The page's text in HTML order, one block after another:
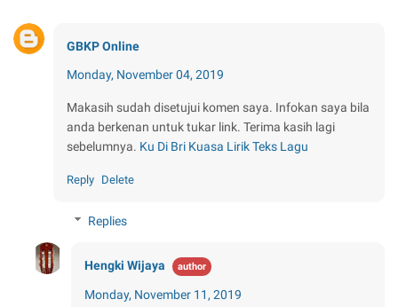
GBKP Online
Monday, November 04, 2019
Makasih sudah disetujui komen saya. Infokan saya bila
anda berkenan untuk tukar link. Terima kasih lagi
sebelumnya. Ku Di Bri Kuasa Lirik Teks Lagu
Reply Delete
Replies
Hengki Wijaya
Monday, November 11, 2019